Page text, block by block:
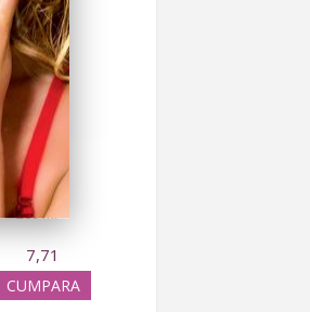
200 ml
7,71
CUMPARA